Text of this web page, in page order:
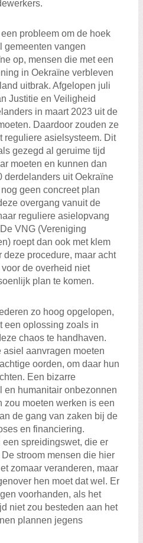
probleem om de hoek
gemeenten vangen
op, mensen die met een
in Oekraïne verbleven
uitbrak. Afgelopen juli
Justitie en Veiligheid
in maart 2023 uit de
Daardoor zouden ze
reguliere asielsysteem. Dit
gezegd al geruime tijd
moeten en kunnen dan
derdelanders uit Oekraïne
geen concreet plan
overgang vanuit de
reguliere asielopvang
VNG (Vereniging
roept dan ook met klem
procedure, maar acht
de overheid niet
plan te komen.
zo hoog opgelopen,
een oplossing zoals in
chaos te handhaven.
aanvragen moeten
oorden, om daar hun
Een bizarre
en humanitair onbezonnen
zou moeten werken is een
de gang van zaken bij de
en financiering.
spreidingswet, die er
stroom mensen die hier
zomaar veranderen, maar
hen moet dat wel. Er
voorhanden, als het
niet zou besteden aan het
plannen jegens